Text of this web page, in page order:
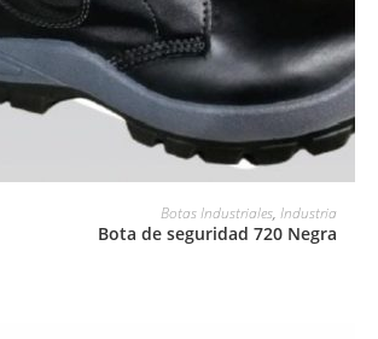
Botas Industriales,Industria
Bota de seguridad 720 Negra